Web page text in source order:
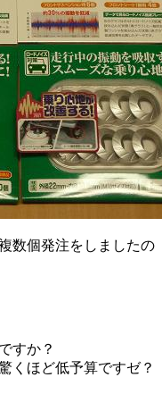
数個発注をしましたの
すか？
くほど低予算ですゼ？